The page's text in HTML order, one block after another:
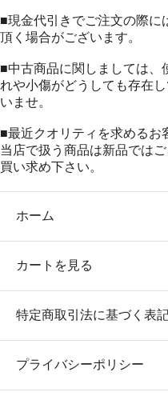
■現金代引きでご注文の際に
頂く場合がございます。
■中古商品に関しましては、
れや小傷がどうしても存在
いませ。
■最近クオリティを求めるお
当店で扱う商品は新品では
買い求め下さい。
ホーム
カートを見る
特定商取引法に基づく表
プライバシーポリシー